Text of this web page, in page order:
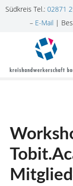
Südkreis Tel.: 02871
– E-Mail |